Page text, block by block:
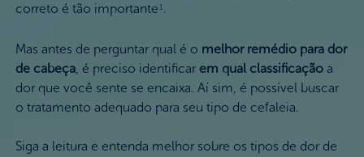
correto é tão importante 1 .
Mas antes de perguntar qual é o melhor remédio para dor
de cabeça, é preciso identificar em qual classificaçãoa
dor que você sente se encaixa. Aí sim, é possível buscar
o tratamento adequado para seu tipo de cefaleia.
Siga a leitura e entenda melhor sobre os tipos de dor de